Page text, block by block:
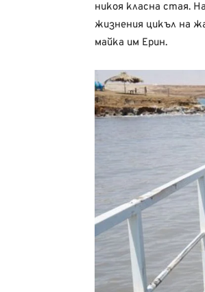
никоя класна стая.
жизнения цикъл на
майка им Ерин.